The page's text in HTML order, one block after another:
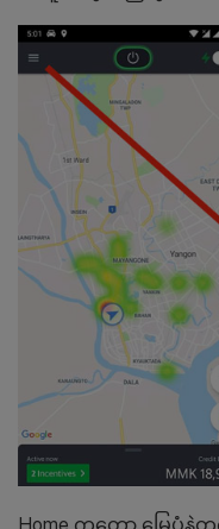
Home ကတော့ မြေပုံနဲ့